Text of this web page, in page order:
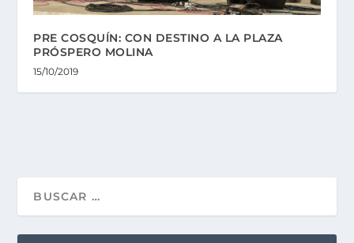
PRE COSQUÍN: CON DESTINO A LA PLAZA
PRÓSPERO MOLINA
15/10/2019